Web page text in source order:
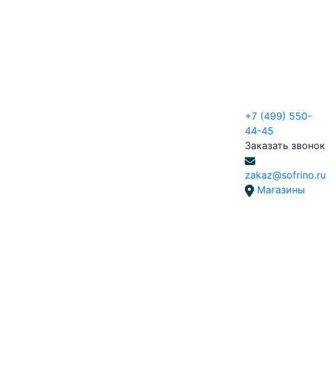
+7 (499) 550-
44-45
Заказать звонок
zakaz@sofrino.ru
Магазины